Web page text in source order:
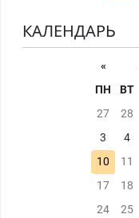
КАЛЕНДАРЬ
«
ПН
ВТ
27
28
3
4
10
11
17
18
24
25